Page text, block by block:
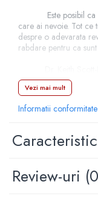
Este posibil ca
care ai nevoie. Tot ce
despre o adevarata
rabdare pentru ca
de la niste
miraculoase care l-au
aplicarea principiilor
pentru prima data in
Nu trebuie sa fii
vei incepe, iti vei da
Vezi mai mult
Informatii
Review-uri